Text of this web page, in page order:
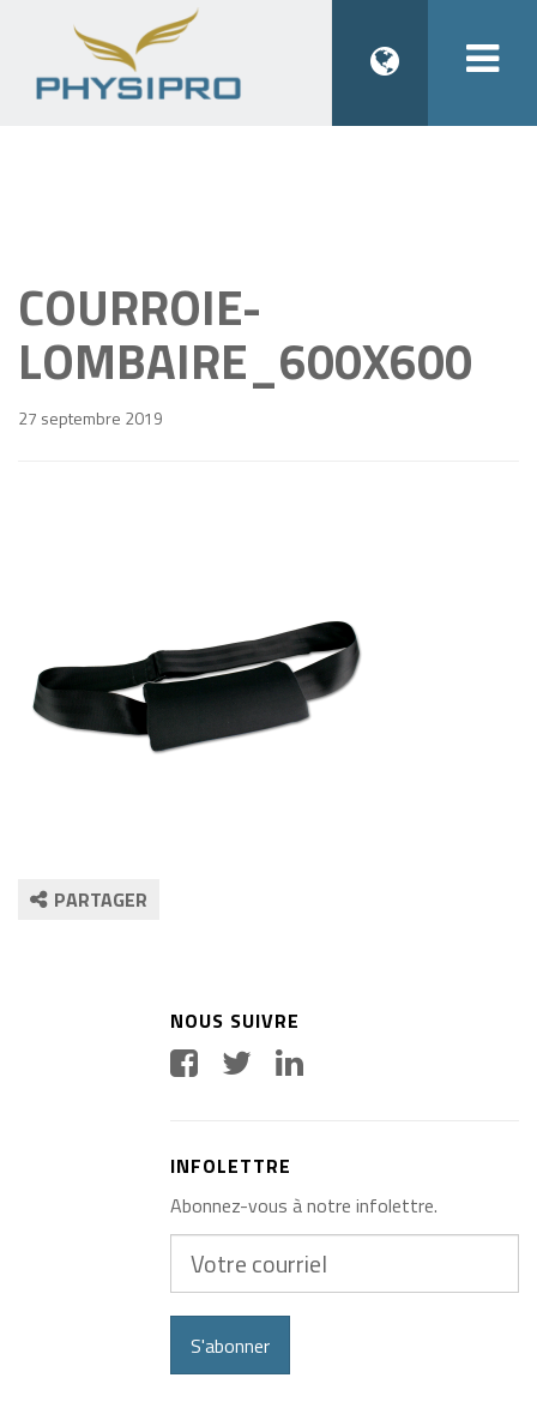
COURROIE-
LOMBAIRE_600X600
27 septembre 2019
PARTAGER
NOUS SUIVRE
INFOLETTRE
Abonnez-vous à notre infolettre.
courriel
S'abonner